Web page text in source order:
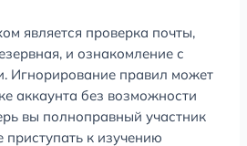
является проверка почты,
и ознакомление с
Игнорирование правил может
аккаунта без возможности
вы полноправный участник
к изучению